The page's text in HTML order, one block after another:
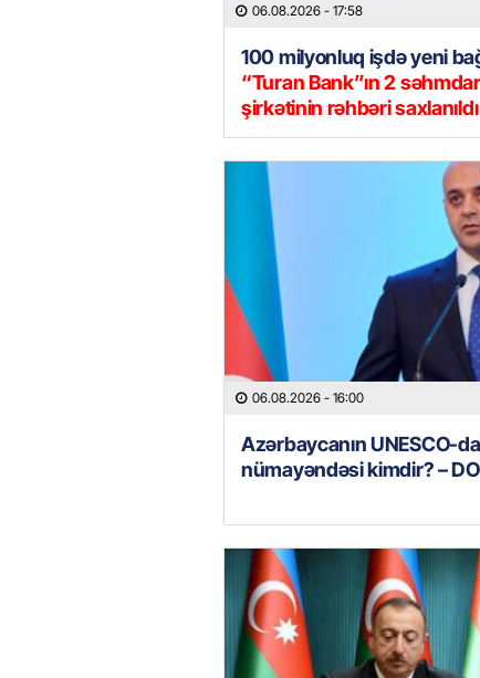
06.08.2026 - 17:58
100 milyonluq işdə yeni
“Turan Bank”ın 2 səhmdar
şirkətinin rəhbəri saxlanıldı
06.08.2026 - 16:00
Azərbaycanın UNESCO-
nümayəndəsi kimdir? –